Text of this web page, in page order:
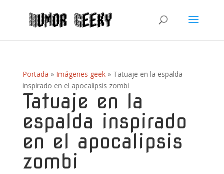
Portada » Imágenes geek» Tatuaje en la espalda
inspirado en el apocalipsis zombi
Tatuaje en la
espalda inspirado
en el apocalipsis
zombi